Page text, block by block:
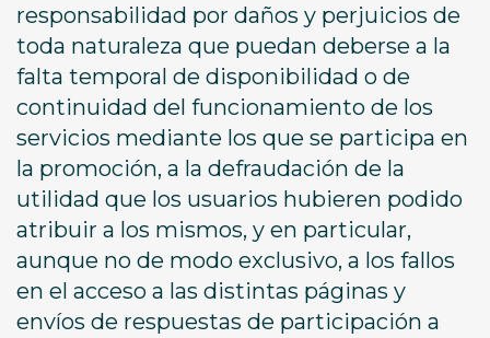
responsabilidad por daños y perjuicios de
toda naturaleza que puedan deberse a la
falta temporal de disponibilidad o de
continuidad del funcionamiento de los
servicios mediante los que se participa en
la promoción, a la defraudación de la
utilidad que los usuarios hubieren podido
atribuir a los mismos, y en particular,
aunque no de modo exclusivo, a los fallos
en el acceso a las distintas páginas y
envíos de respuestas de participación a